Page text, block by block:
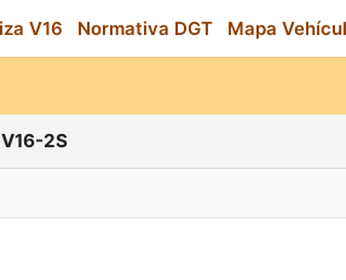
V16 Normativa DGT Mapa
2S